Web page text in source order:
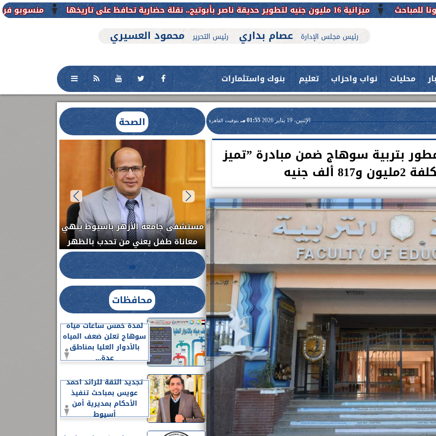
منسوبو فرع جامعة الأزهر للوجه
رئيس مجلس الإدارة عصام بداري رئيس التحرير محمود العسيري
محليات نواب واحزاب تعليم بنوك واستثمارات
الإثنين، 19 يناير 2026 01:55 مـ بتوقيت القاهرة
بتربية سوهاج ضمن مبادرة ”تميز
الصحة
العلاج الحر بمنفلوط بالتعاون مع هيئة
الدواء المصرية يشن حملة رقابية مكبرة
لضبط المنشآت الطبية المخالفة.....
حدث بمستشفيات جامعة اسيوط....
فريق طبي بقسم الأنف والأذن
والحنجرة ينجح في استئصال ورم خبيث
من...
اعلن الدكتور طارق على ، القائم بأعمال
رئيس جامعة بني سويف نجاحاً طبياً
جديد بمستشفيات الجامعة...
محافظات
لمدة خمس ساعات مياه
سوهاج تعلن ضعف المياه
بالأدوار العليا بمناطق
عدة...
تجديد الثقة للرائد احمد
عويس بمباحث تنفيذ
الأحكام بمديرية أمن
أسيوط